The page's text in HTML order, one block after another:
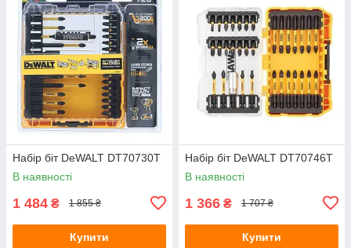
Набір біт DeWALT DT70730T
В наявності
1 484 ₴ 1 855 ₴
Купити
Набір біт DeWALT DT70746T
В наявності
1 366 ₴ 1 707 ₴
Купити